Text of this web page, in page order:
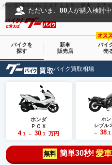
ただいま、80 人が購入検討中
バイクを
探す
新車
販売店
バイ
売
バイク買取相場
ホンダ
ＰＣＸ
4.1 ～ 30 .1 万円
ホン
レブル
～ 38.1
無料 簡単30秒! 愛車